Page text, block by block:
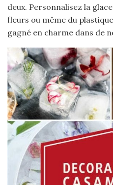
deux. Personnalisez la
fleurs ou même du
gagné en charme dans de